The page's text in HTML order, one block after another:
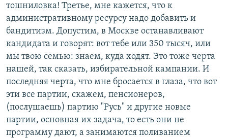
тошниловка! Третье, мне кажется, что к
административному ресурсу надо добавить и
бандитизм. Допустим, в Москве останавливают
кандидата и говорят: вот тебе или 350 тысяч, или
мы твою семью: знаем, куда ходят. Это тоже черта
нашей, так сказать, избирательной кампании. И
последняя черта, что мне бросается в глаза, что вот
эти все партии, скажем, пенсионеров,
(послушаешь) партию "Русь" и другие новые
партии, основная их задача, то есть они не
программу дают, а занимаются поливанием